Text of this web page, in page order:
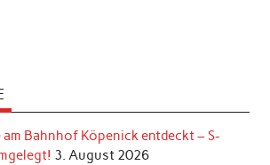
am Bahnhof Köpenick entdeckt – S-
3. August 2026